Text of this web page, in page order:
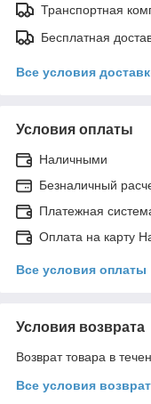
Транспортная
Бесплатная
Все условия
Условия оплаты
Наличными
Безналичный
Платежная
Оплата на карту
Все условия оплаты
Условия возврата
Возврат товара в
Все условия